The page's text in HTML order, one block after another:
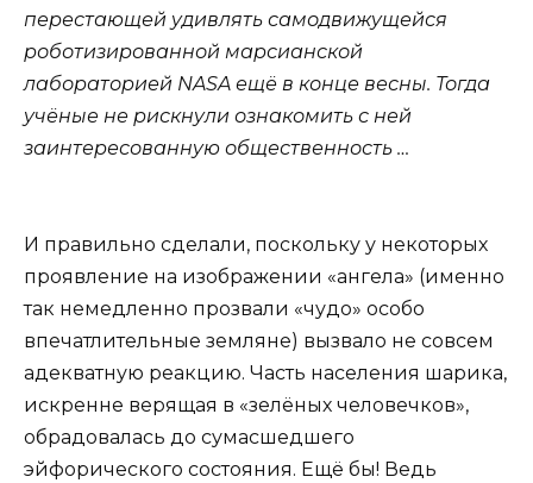
перестающей удивлять самодвижущейся
роботизированной марсианской
лабораторией NASA ещё в конце весны. Тогда
учёные не рискнули ознакомить с ней
заинтересованную общественность …
И правильно сделали, поскольку у некоторых
проявление на изображении «ангела» (именно
так немедленно прозвали «чудо» особо
впечатлительные земляне) вызвало не совсем
адекватную реакцию. Часть населения шарика,
искренне верящая в «зелёных человечков»,
обрадовалась до сумасшедшего
эйфорического состояния. Ещё бы! Ведь